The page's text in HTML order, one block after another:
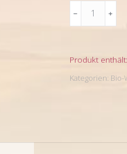
Rotwein,
LAMOLE
CLASSICO
Produkt
Kategorien: Bio-